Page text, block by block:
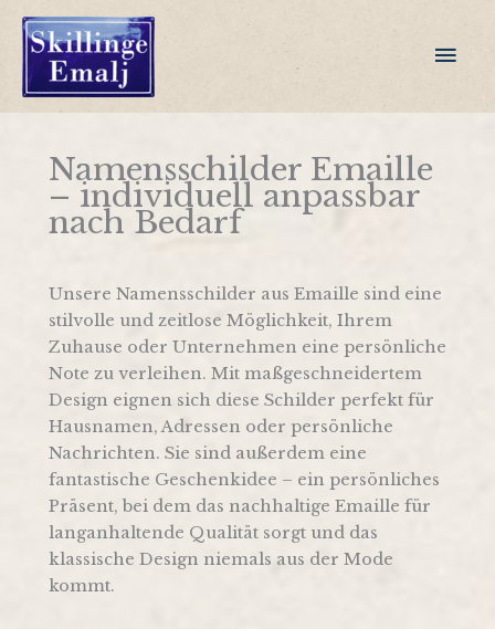
Zum
Inhalt
springen
Namensschilder Emaille
– individuell anpassbar
nach Bedarf
Unsere Namensschilder aus Emaille sind eine
stilvolle und zeitlose Möglichkeit, Ihrem
Zuhause oder Unternehmen eine persönliche
Note zu verleihen. Mit maßgeschneidertem
Design eignen sich diese Schilder perfekt für
Hausnamen, Adressen oder persönliche
Nachrichten. Sie sind außerdem eine
fantastische Geschenkidee – ein persönliches
Präsent, bei dem das nachhaltige Emaille für
langanhaltende Qualität sorgt und das
klassische Design niemals aus der Mode
kommt.